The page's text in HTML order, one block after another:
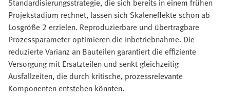
Standardisierungsstrategie, die sich bereits in einem frühen
Projekstadium rechnet, lassen sich Skaleneffekte schon ab
Losgröße 2 erzielen. Reproduzierbare und übertragbare
Prozessparameter optimieren die Inbetriebnahme. Die
reduzierte Varianz an Bauteilen garantiert die effiziente
Versorgung mit Ersatzteilen und senkt gleichzeitig
Ausfallzeiten, die durch kritische, prozessrelevante
Komponenten entstehen könnten.